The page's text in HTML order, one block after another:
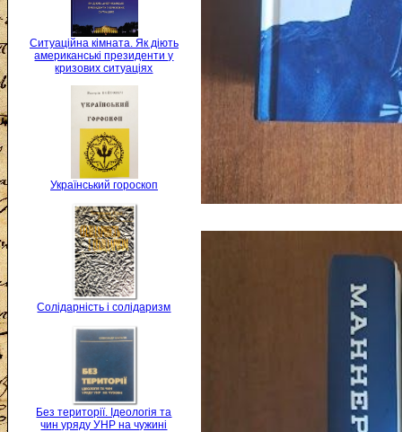
Ситуаційна кімната. Як діють
американські президенти у
кризових ситуаціях
Український гороскоп
Солідарність і солідаризм
Без території. Ідеологія та
чин уряду УНР на чужині